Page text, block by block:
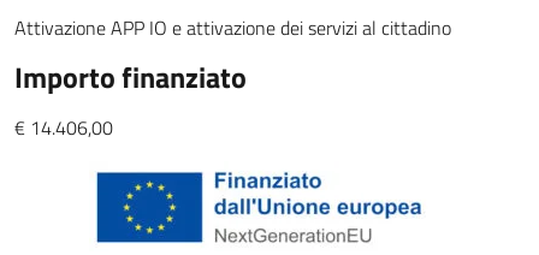
Attivazione APP IO e attivazione dei servizi al cittadino
Importo finanziato
€ 14.406,00